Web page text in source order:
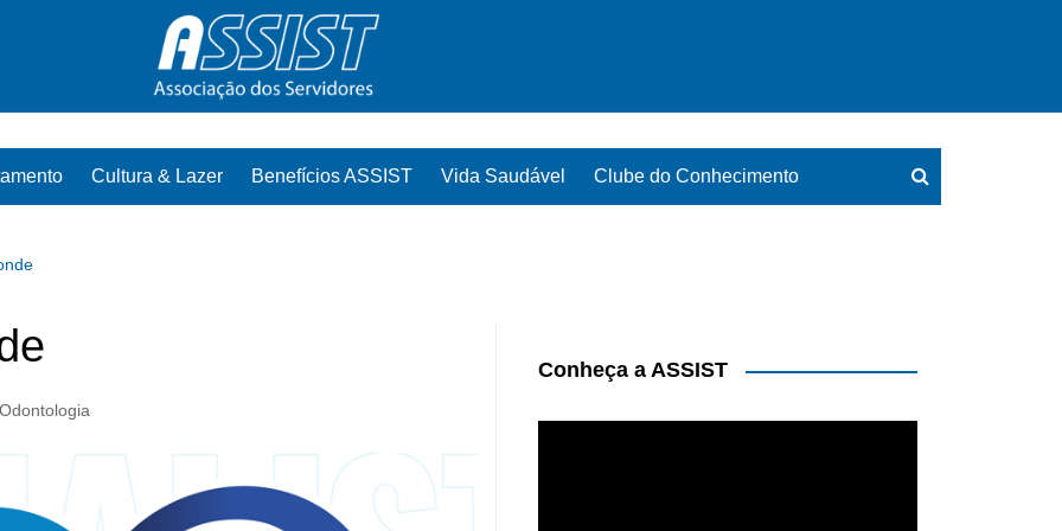
Cultura & Lazer Benefícios ASSIST Vida Saudável Clube do Conhecimento
Odontologia
Conheça a ASSIST